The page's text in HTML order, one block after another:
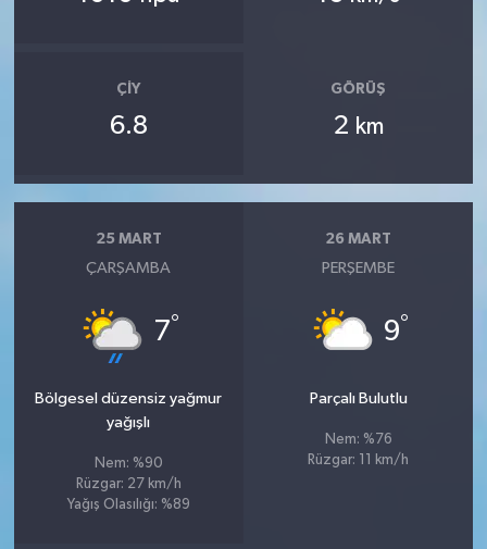
ÇIY
6.8
GÖRÜŞ
2 km
25 MART
ÇARŞAMBA
7°
Bölgesel düzensiz yağmur
yağışlı
Nem: %90
Rüzgar: 27 km/h
Yağış Olasılığı: %89
26 MART
PERŞEMBE
9°
Parçalı Bulutlu
Nem: %76
Rüzgar: 11 km/h